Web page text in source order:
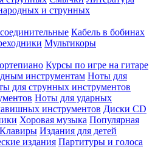
и струнных
Кабель в бобинах
Мультикоры
Курсы по игре на гитаре
инструментам Ноты для
для струнных инструментов
Ноты для ударных
инструментов Диски CD
Хоровая музыка Популярная
Клавиры Издания для детей
издания Партитуры и голоса